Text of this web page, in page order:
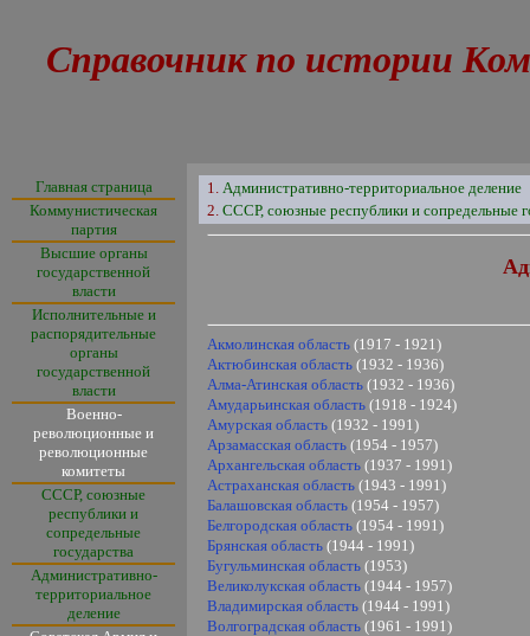
Справочник по истории
Главная страница
Коммунистическая
партия
Высшие органы
государственной
власти
Исполнительные и
распорядительные
органы
государственной
власти
Военно-
революционные и
революционные
комитеты
СССР, союзные
республики и
сопредельные
государства
Административно-
территориальное
деление
1.Административно-территориальное деление
2.СССР, союзные республики и сопредельные
Акмолинская область (1917 - 1921)
Актюбинская область (1932 - 1936)
Алма-Атинская область (1932 - 1936)
Амударьинская область (1918 - 1924)
Амурская область (1932 - 1991)
Арзамасская область (1954 - 1957)
Архангельская область (1937 - 1991)
Астраханская область (1943 - 1991)
Балашовская область (1954 - 1957)
Белгородская область (1954 - 1991)
Брянская область (1944 - 1991)
Бугульминская область (1953)
Великолукская область (1944 - 1957)
Владимирская область (1944 - 1991)
Волгоградская область (1961 - 1991)